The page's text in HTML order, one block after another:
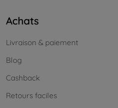
Achats
Livraison & paiement
Blog
Cashback
Retours faciles